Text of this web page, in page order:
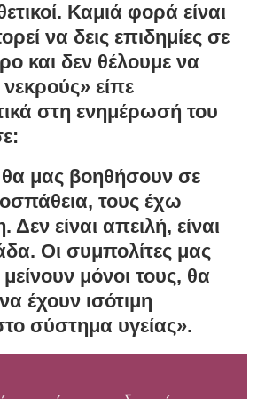
Καμιά φορά είναι
να δεις επιδημίες σε
και δεν θέλουμε να
είπε
στη ενημέρωσή του
μας βοηθήσουν σε
τους έχω
Δεν είναι απειλή, είναι
Οι συμπολίτες μας
μόνοι τους, θα
έχουν ισότιμη
σύστημα υγείας».